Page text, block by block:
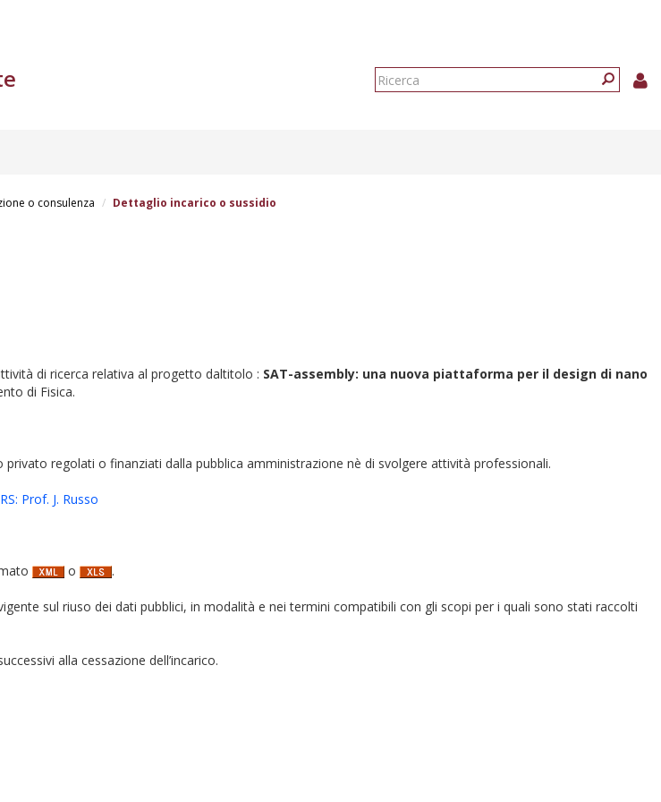
Form
o consulenza Dettaglio incarico o sussidio
di ricerca relativa al progetto daltitolo : SAT-assembly: una nuova piattaforma per il design di nano
di Fisica.
regolati o finanziati dalla pubblica amministrazione nè di svolgere attività professionali.
Prof. J. Russo
o .
sul riuso dei dati pubblici, in modalità e nei termini compatibili con gli scopi per i quali sono stati raccolti
alla cessazione dell’incarico.